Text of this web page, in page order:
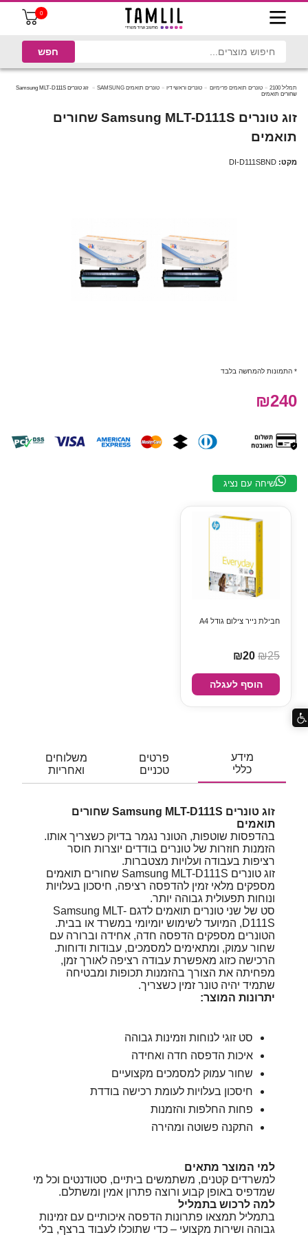
0
תמליל 2100 טונרים תואמים פרימיום טונרים וראשי דיו טונרים תואמים SAMSUNG
זוג טונרים Samsung MLT-D111S
שחורים תואמים
זוג טונרים Samsung MLT-D111S שחורים
תואמים
מקט: DI-D111SBND
* התמונות להמחשה בלבד
₪240
שיחה עם נציג
חבילת נייר צילום גודל A4
₪25
הוסף לעגלה
מידע
כללי
פרטים
טכניים
משלוחים
ואחריות
זוג טונרים Samsung MLT-D111S שחורים
תואמים
בהדפסות שוטפות, הטונר נגמר בדיוק כשצריך אותו.
הזמנות חוזרות של טונרים בודדים יוצרות חוסר
רציפות בעבודה ועלויות מצטברות.
זוג טונרים Samsung MLT-D111S שחורים תואמים
מספקים מלאי זמין להדפסה רציפה, חיסכון בעלויות
ונוחות תפעולית גבוהה יותר.
סט של שני טונרים תואמים לדגם Samsung MLT-
D111S, המיועד לשימוש יומיומי במשרד או בבית.
הטונרים מספקים הדפסה חדה, אחידה וברורה עם
שחור עמוק, ומתאימים למסמכים, עבודות ודוחות.
הרכישה כזוג מאפשרת עבודה רציפה לאורך זמן,
מפחיתה את הצורך בהזמנות תכופות ומבטיחה
שתמיד יהיה טונר זמין כשצריך.
יתרונות המוצר:
סט זוגי לנוחות וזמינות גבוהה
איכות הדפסה חדה ואחידה
שחור עמוק למסמכים מקצועיים
חיסכון בעלויות לעומת רכישה בודדת
פחות החלפות והזמנות
התקנה פשוטה ומהירה
למי המוצר מתאים
למשרדים קטנים, משתמשים ביתיים, סטודנטים וכל מי
שמדפיס באופן קבוע ורוצה פתרון אמין ומשתלם.
למה לרכוש בתמליל
בתמליל תמצאו פתרונות הדפסה איכותיים עם זמינות
גבוהה ושירות מקצועי – כדי שתוכלו לעבוד ברצף, בלי